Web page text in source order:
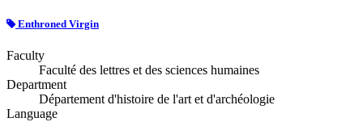
Enthroned Virgin
Faculty
Faculté des lettres et des sciences humaines
Department
Département d'histoire de l'art et d'archéologie
Language